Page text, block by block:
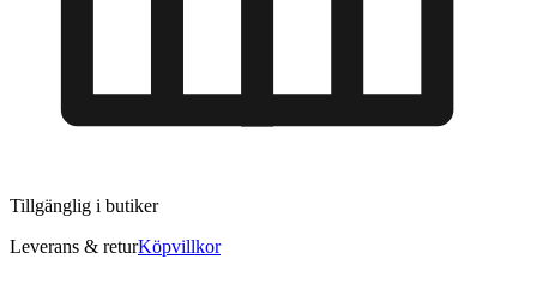
Tillgänglig i butiker
Leverans & returKöpvillkor